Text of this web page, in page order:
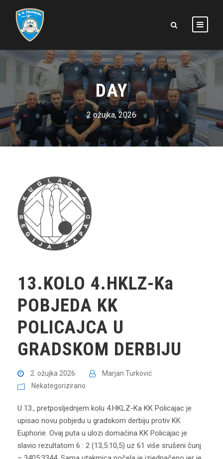
DAY
2 ožujka, 2026
13.KOLO 4.HKLZ-Ka
POBJEDA KK
POLICAJCA U
GRADSKOM DERBIJU
2. ožujka 2026.
Marjan Turković
Nekategorizirano
U 13., pretposljednjem kolu 4.HKLZ-Ka KK Policajac je
upisao novu pobjedu u gradskom derbiju protiv KK
Euphorie. Ovaj puta u ulozi domaćina KK Policajac je
slavio rezultatom 6 : 2 (13,5:10,5) uz 61 više srušeni čunj